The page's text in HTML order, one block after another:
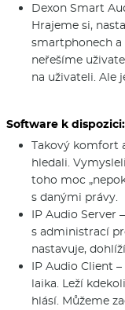
Dexon Smart
Hrajeme si,
smartphonech a
neřešíme
na uživateli. Ale
Software k dispozici:
Takový komfort
hledali.
toho moc
s danými právy.
IP Audio Server
s administrací
nastavuje,
IP Audio Client
laika. Leží
hlásí. Můžeme